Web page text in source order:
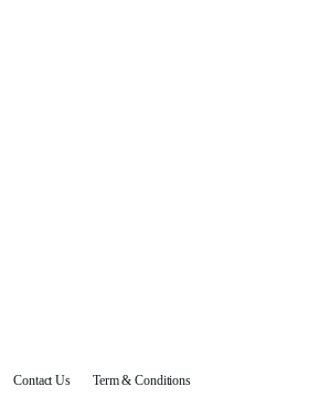
Contact Us Term & Conditions